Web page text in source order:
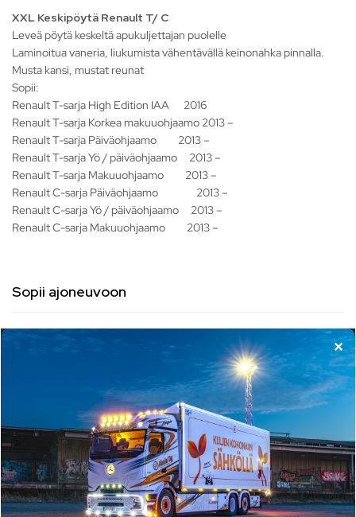
XXL Keskipöytä Renault T/ C
Leveä pöytä keskeltä apukuljettajan puolelle
Laminoitua vaneria, liukumista vähentävällä keinonahka pinnalla.
Musta kansi, mustat reunat
Sopii:
Renault T-sarja High Edition IAA 2016
Renault T-sarja Korkea makuuohjaamo 2013 –
Renault T-sarja Päiväohjaamo 2013 –
Renault T-sarja Yö / päiväohjaamo 2013 –
Renault T-sarja Makuuohjaamo 2013 –
Renault C-sarja Päiväohjaamo 2013 –
Renault C-sarja Yö / päiväohjaamo 2013 –
Renault C-sarja Makuuohjaamo 2013 –
Sopii ajoneuvoon
XXL Keskipöytä Renault T/ C sopii seuraaviin merkkeihin/malleihin:
Kuorma-auto
Ajoneuvon merkki
Renault Kuorma-Auto
✕